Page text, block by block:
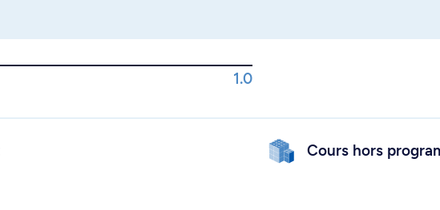
1.0
Cours hors